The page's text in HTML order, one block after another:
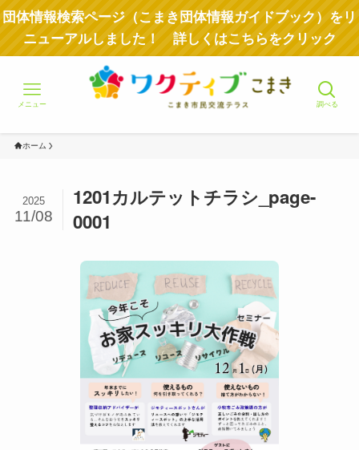
団体情報検索ページ（こまき団体情報ガイドブック）をリ
ニューアルしました！ 詳しくはこちらをクリック
調べる
メニュー
ホーム
1201カルテットチラシ_page-
0001
2025
11/08